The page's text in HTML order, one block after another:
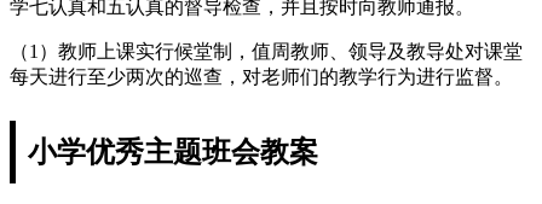
学七认真和五认真的督导检查，并且按时向教师通报。
（1）教师上课实行候堂制，值周教师、领导及教导处对课堂
每天进行至少两次的巡查，对老师们的教学行为进行监督。
小学优秀主题班会教案